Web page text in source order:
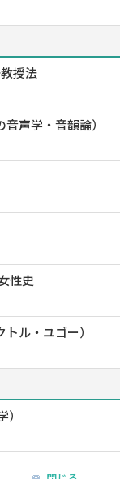
授法
声学・音韻論）
性史
ル・ユゴー）